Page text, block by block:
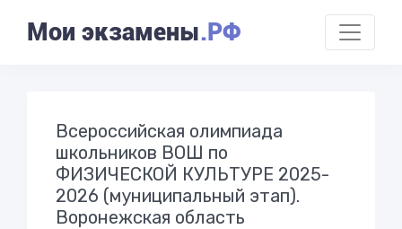
Мои экзамены.РФ
Всероссийская олимпиада
школьников ВОШ по
ФИЗИЧЕСКОЙ КУЛЬТУРЕ 2025-
2026 (муниципальный этап).
Воронежская область